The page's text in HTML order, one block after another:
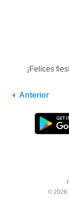
¡Felices
Anterior
© 2026